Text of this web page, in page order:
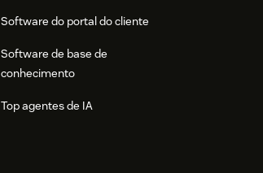
Software do portal do cliente
Software de base de
conhecimento
Top agentes de IA